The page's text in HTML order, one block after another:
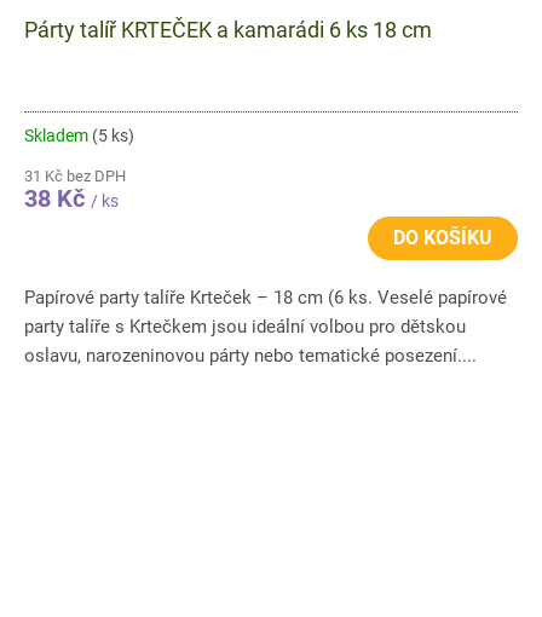
Párty talíř KRTEČEK a kamarádi 6 ks 18 cm
Skladem (5 ks)
31 Kč bez DPH
38 Kč / ks
DO KOŠÍKU
Papírové party talíře Krteček – 18 cm (6 ks. Veselé papírové
party talíře s Krtečkem jsou ideální volbou pro dětskou
oslavu, narozeninovou párty nebo tematické posezení....